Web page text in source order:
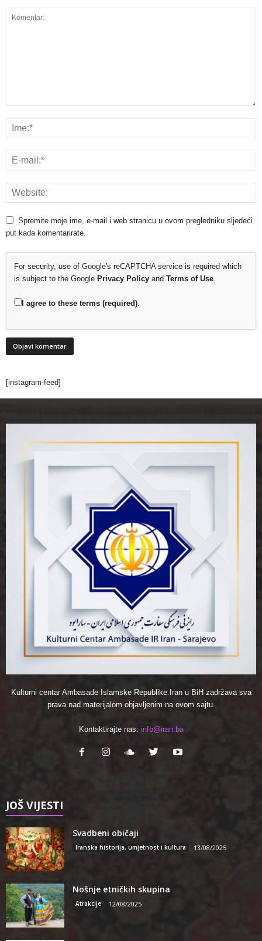
Spremite moje ime, e-mail i web stranicu u ovom pregledniku sljedeći
put kada komentarirate.
For security, use of Google's reCAPTCHA service is required which
is subject to the Google Privacy Policy and Terms of Use
I agree to these terms (required).
[instagram-feed]
Kulturni centar Ambasade Islamske Republike Iran u BiH zadržava sva
prava nad materijalom objavljenim na ovom sajtu.
Kontaktirajte nas: info@iran.ba
JOŠ VIJESTI
Svadbeni običaji
Iranska historija, umjetnost i kultura 13/08/2025
Nošnje etničkih skupina
Atrakcije 12/08/2025